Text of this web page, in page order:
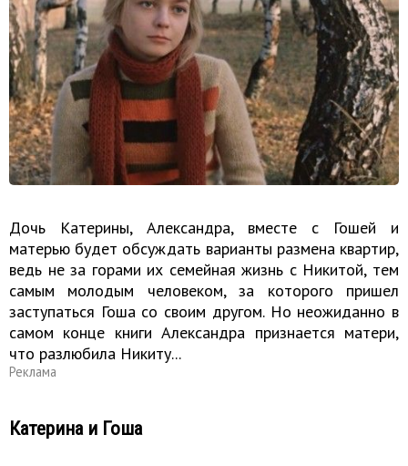
Дочь Катерины, Александра, вместе с Гошей и
матерью будет обсуждать варианты размена квартир,
ведь не за горами их семейная жизнь с Никитой, тем
самым молодым человеком, за которого пришел
заступаться Гоша со своим другом. Но неожиданно в
самом конце книги Александра признается матери,
что разлюбила Никиту...
Реклама
Катерина и Гоша